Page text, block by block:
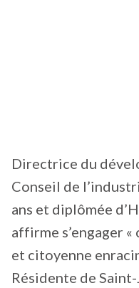
Directrice du
Conseil de
ans et diplômée
affirme s’engager
et citoyenne
Résidente de